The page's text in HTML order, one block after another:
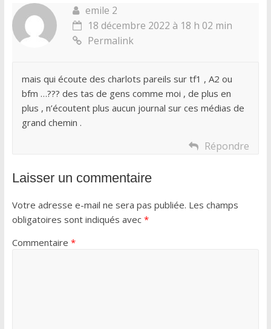
emile 2
18 décembre 2022 à 18 h 02 min
Permalink
mais qui écoute des charlots pareils sur tf1 , A2 ou
bfm …??? des tas de gens comme moi , de plus en
plus , n’écoutent plus aucun journal sur ces médias de
grand chemin .
Répondre
Laisser un commentaire
Votre adresse e-mail ne sera pas publiée. Les champs
obligatoires sont indiqués avec *
Commentaire *